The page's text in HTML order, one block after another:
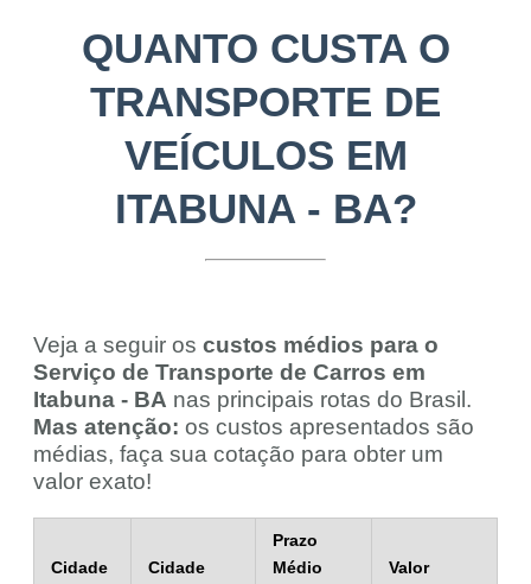
QUANTO CUSTA O
TRANSPORTE DE
VEÍCULOS EM
ITABUNA - BA?
Veja a seguir os custos médios para o
Serviço de Transporte de Carros em
Itabuna - BA nas principais rotas do Brasil.
Mas atenção: os custos apresentados são
médias, faça sua cotação para obter um
valor exato!
Cidade
Cidade
Prazo
Médio
Valor